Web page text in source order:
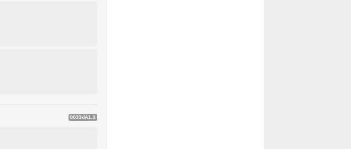
0033dA1.1